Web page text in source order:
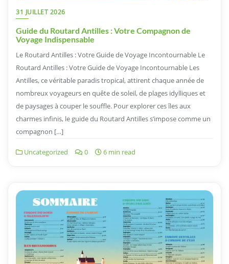
31 JUILLET 2026
Guide du Routard Antilles : Votre Compagnon de
Voyage Indispensable
Le Routard Antilles : Votre Guide de Voyage Incontournable Le
Routard Antilles : Votre Guide de Voyage Incontournable Les
Antilles, ce véritable paradis tropical, attirent chaque année de
nombreux voyageurs en quête de soleil, de plages idylliques et
de paysages à couper le souffle. Pour explorer ces îles aux
charmes infinis, le guide du Routard Antilles s’impose comme un
compagnon […]
Uncategorized 0 6 min read